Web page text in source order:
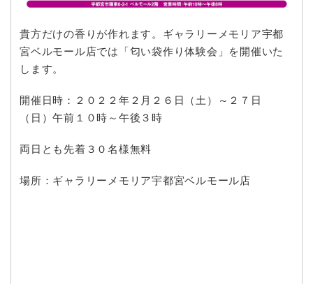
貴方だけの香りが作れます。ギャラリーメモリア宇都
宮ベルモール店では「匂い袋作り体験会」を開催いた
します。
開催日時：２０２２年２月２６日（土）～２７日
（日）午前１０時～午後３時
両日とも先着３０名様無料
場所：ギャラリーメモリア宇都宮ベルモール店